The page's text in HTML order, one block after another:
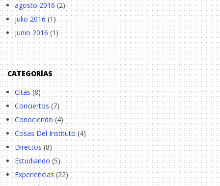
agosto 2016 (2)
julio 2016(1)
junio 2016(1)
CATEGORÍAS
Citas (8)
Conciertos(7)
Conociendo(4)
Cosas Del Instituto(4)
Directos(8)
Estudiando (5)
Experiencias(22)